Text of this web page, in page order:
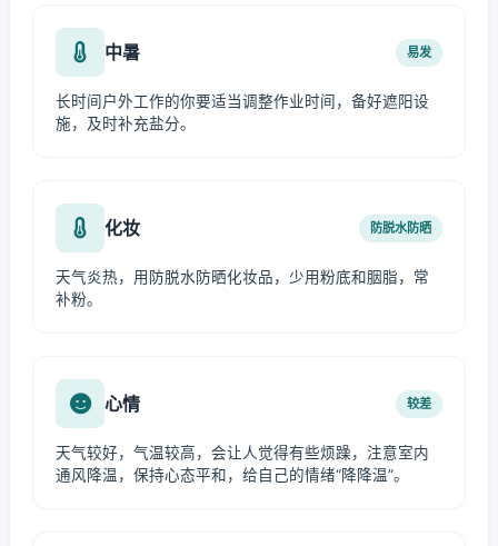
中暑 易发
长时间户外工作的你要适当调整作业时间，备好遮阳设
施，及时补充盐分。
化妆 防脱水防晒
天气炎热，用防脱水防晒化妆品，少用粉底和胭脂，常
补粉。
心情 较差
天气较好，气温较高，会让人觉得有些烦躁，注意室内
通风降温，保持心态平和，给自己的情绪“降降温”。